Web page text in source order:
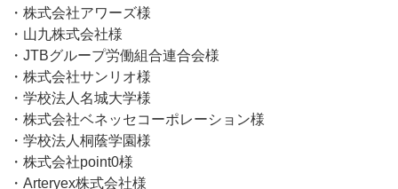
・株式会社アワーズ様
・山九株式会社様
・JTBグループ労働組合連合会様
・株式会社サンリオ様
・学校法人名城大学様
・株式会社ベネッセコーポレーション様
・学校法人桐蔭学園様
・株式会社point0様
・Arteryex株式会社様